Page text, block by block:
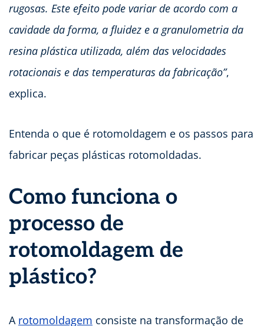
rugosas. Este efeito pode variar de acordo com a
cavidade da forma, a fluidez e a granulometria da
resina plástica utilizada, além das velocidades
rotacionais e das temperaturas da fabricação”,
explica.
Entenda o que é rotomoldagem e os passos para
fabricar peças plásticas rotomoldadas.
Como funciona o
processo de
rotomoldagem de
plástico?
A rotomoldagem consiste na transformação de